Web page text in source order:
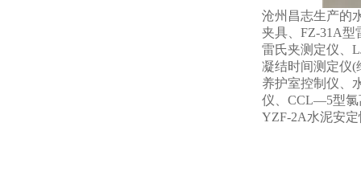
沧州昌志生产的
夹具、FZ-31A型
雷氏夹测定仪、
凝结时间测定仪(
养护室控制仪、
仪、CCL—5型氯
YZF-2A水泥安